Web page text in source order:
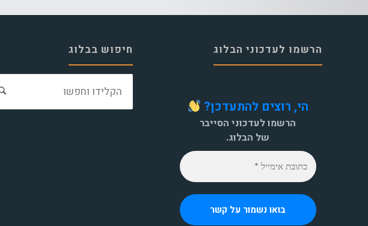
הרשמו לעדכוני הבלוג
הי, רוצים להתעדכן?
הרשמו לעדכוני הסייבר
של הבלוג.
חיפוש בבלוג